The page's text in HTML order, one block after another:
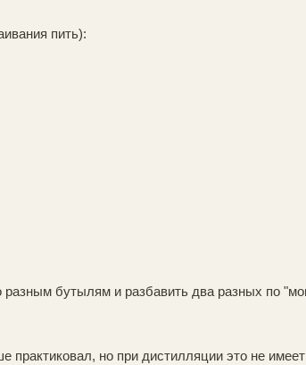
пить):
бутылям и разбавить два разных по
но при дистилляции это не